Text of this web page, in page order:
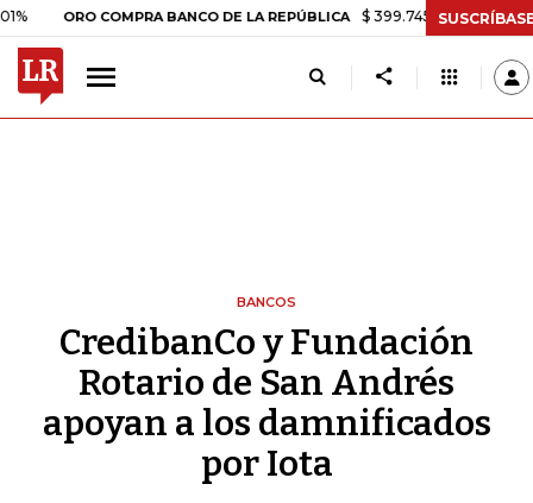
ORO COMPRA BANCO DE LA REPÚBLICA $ 399.745,16 +$ 2.295,71
BANCOS
CredibanCo y Fundación
Rotario de San Andrés
apoyan a los damnificados
por Iota